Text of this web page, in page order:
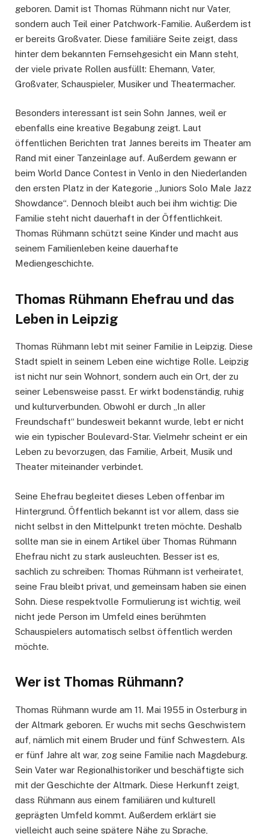
geboren. Damit ist Thomas Rühmann nicht nur Vater,
sondern auch Teil einer Patchwork-Familie. Außerdem ist
er bereits Großvater. Diese familiäre Seite zeigt, dass
hinter dem bekannten Fernsehgesicht ein Mann steht,
der viele private Rollen ausfüllt: Ehemann, Vater,
Großvater, Schauspieler, Musiker und Theatermacher.
Besonders interessant ist sein Sohn Jannes, weil er
ebenfalls eine kreative Begabung zeigt. Laut
öffentlichen Berichten trat Jannes bereits im Theater am
Rand mit einer Tanzeinlage auf. Außerdem gewann er
beim World Dance Contest in Venlo in den Niederlanden
den ersten Platz in der Kategorie „Juniors Solo Male Jazz
Showdance“. Dennoch bleibt auch bei ihm wichtig: Die
Familie steht nicht dauerhaft in der Öffentlichkeit.
Thomas Rühmann schützt seine Kinder und macht aus
seinem Familienleben keine dauerhafte
Mediengeschichte.
Thomas Rühmann Ehefrau und das
Leben in Leipzig
Thomas Rühmann lebt mit seiner Familie in Leipzig. Diese
Stadt spielt in seinem Leben eine wichtige Rolle. Leipzig
ist nicht nur sein Wohnort, sondern auch ein Ort, der zu
seiner Lebensweise passt. Er wirkt bodenständig, ruhig
und kulturverbunden. Obwohl er durch „In aller
Freundschaft“ bundesweit bekannt wurde, lebt er nicht
wie ein typischer Boulevard-Star. Vielmehr scheint er ein
Leben zu bevorzugen, das Familie, Arbeit, Musik und
Theater miteinander verbindet.
Seine Ehefrau begleitet dieses Leben offenbar im
Hintergrund. Öffentlich bekannt ist vor allem, dass sie
nicht selbst in den Mittelpunkt treten möchte. Deshalb
sollte man sie in einem Artikel über Thomas Rühmann
Ehefrau nicht zu stark ausleuchten. Besser ist es,
sachlich zu schreiben: Thomas Rühmann ist verheiratet,
seine Frau bleibt privat, und gemeinsam haben sie einen
Sohn. Diese respektvolle Formulierung ist wichtig, weil
nicht jede Person im Umfeld eines berühmten
Schauspielers automatisch selbst öffentlich werden
möchte.
Wer ist Thomas Rühmann?
Thomas Rühmann wurde am 11. Mai 1955 in Osterburg in
der Altmark geboren. Er wuchs mit sechs Geschwistern
auf, nämlich mit einem Bruder und fünf Schwestern. Als
er fünf Jahre alt war, zog seine Familie nach Magdeburg.
Sein Vater war Regionalhistoriker und beschäftigte sich
mit der Geschichte der Altmark. Diese Herkunft zeigt,
dass Rühmann aus einem familiären und kulturell
geprägten Umfeld kommt. Außerdem erklärt sie
vielleicht auch seine spätere Nähe zu Sprache,